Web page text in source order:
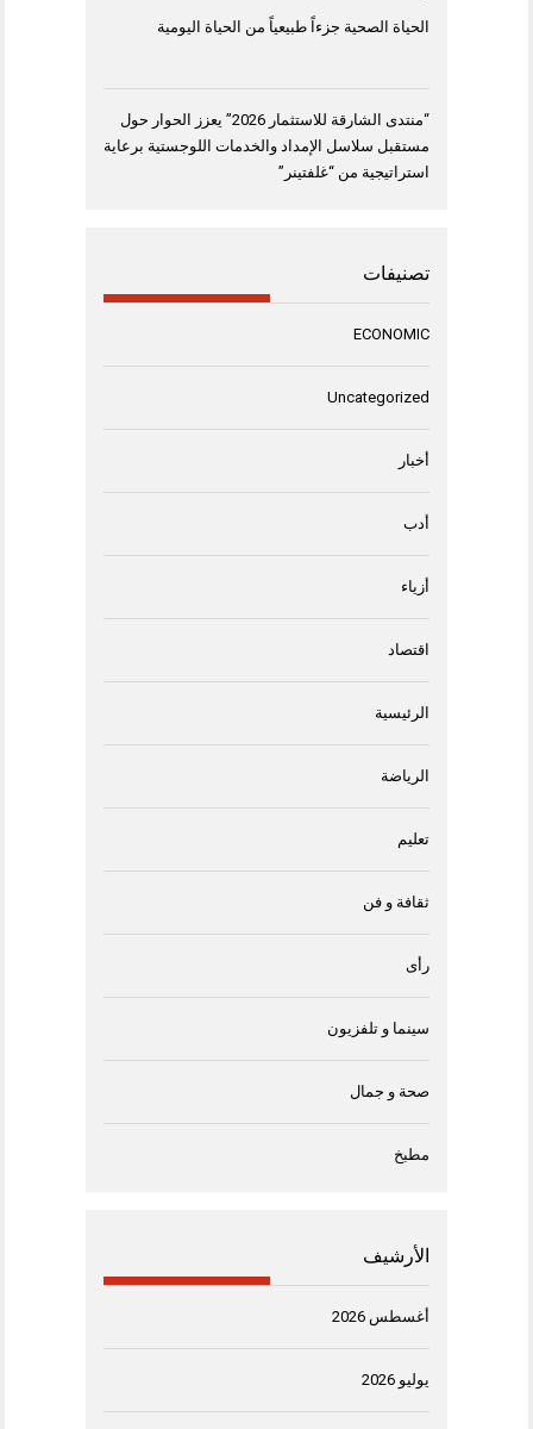
الحياة الصحية جزءاً طبيعياً من الحياة اليومية
“منتدى الشارقة للاستثمار 2026” يعزز الحوار حول
مستقبل سلاسل الإمداد والخدمات اللوجستية برعاية
استراتيجية من “غلفتينر”
تصنيفات
ECONOMIC
Uncategorized
أخبار
أدب
أزياء
اقتصاد
الرئيسية
الرياضة
تعليم
ثقافة و فن
رأى
سينما و تلفزيون
صحة و جمال
مطبخ
الأرشيف
أغسطس 2026
يوليو 2026